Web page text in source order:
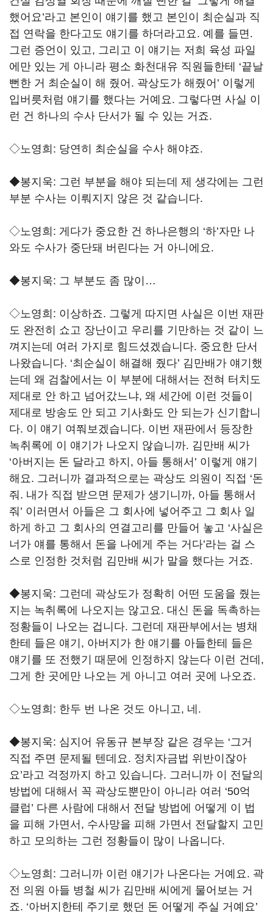
했어요’라고 본인이 얘기를 했고 본인이 최순실과 직
접 연락을 한다고도 얘기를 하더라고요. 예를 들면.
그런 증언이 있고, 그리고 이 얘기는 저희 육성 파일
에만 있는 게 아니라 평소 화천대유 직원들한테 ‘끝날
뻔한 거 최순실이 해 줬어. 곽상도가 해줬어’ 이렇게
입버릇처럼 얘기를 했다는 거예요. 그렇다면 사실 이
런 건 하나의 수사 단서가 될 수 있는 거죠.
◇노영희: 당연히 최순실을 수사 해야죠.
◆봉지욱: 그런 부분을 해야 되는데 제 생각에는 그런
부분 수사는 이뤄지지 않은 것 같습니다.
◇노영희: 게다가 중요한 건 하나은행의 ‘하’자만 나
와도 수사가 중단돼 버린다는 거 아니에요.
◆봉지욱: 그 부분도 좀 많이…
◇노영희: 이상하죠. 그렇게 따지면 사실은 이번 재판
도 완전히 쇼고 장난이고 우리를 기만하는 것 같이 느
껴지는데 여러 가지로 힘드셨겠습니다. 중요한 단서
나왔습니다. ‘최순실이 해결해 줬다’ 김만배가 얘기했
는데 왜 검찰에서는 이 부분에 대해서는 전혀 터치도
제대로 안 하고 넘어갔느냐, 왜 세간에 이런 것들이
제대로 방송도 안 되고 기사화도 안 되는가 신기합니
다. 이 얘기 여쭤보겠습니다. 이번 재판에서 등장한
녹취록에 이 얘기가 나오지 않습니까. 김만배 씨가
‘아버지는 돈 달라고 하지, 아들 통해서’ 이렇게 얘기
해요. 그러니까 결과적으로는 곽상도 의원이 직접 ‘돈
줘. 내가 직접 받으면 문제가 생기니까, 아들 통해서
줘’ 이러면서 아들은 그 회사에 넣어주고 그 회사 일
하게 하고 그 회사의 연결고리를 만들어 놓고 ‘사실은
너가 얘를 통해서 돈을 나에게 주는 거다’라는 걸 스
스로 인정한 것처럼 김만배 씨가 말을 했다는 거죠.
◆봉지욱: 그런데 곽상도가 정확히 어떤 도움을 줬는
지는 녹취록에 나오지는 않고요. 대신 돈을 독촉하는
정황들이 나오는 겁니다. 그런데 재판부에서는 병채
한테 들은 얘기, 아버지가 한 얘기를 아들한테 들은
얘기를 또 전했기 때문에 인정하지 않는다 이런 건데,
그게 한 곳에만 나오는 게 아니고 여러 곳에 나오죠.
◇노영희: 한두 번 나온 것도 아니고, 네.
◆봉지욱: 심지어 유동규 본부장 같은 경우는 ‘그거
직접 주면 문제될 텐데요. 정치자금법 위반이잖아
요’라고 걱정까지 하고 있습니다. 그러니까 이 전달의
방법에 대해서 꼭 곽상도뿐만이 아니라 여러 ‘50억
클럽’ 다른 사람에 대해서 전달 방법에 어떻게 이 법
을 피해 가면서, 수사망을 피해 가면서 전달할지 고민
하고 모의하는 그런 정황들이 많이 나옵니다.
◇노영희: 그러니까 이런 얘기가 나온다는 거예요. 곽
전 의원 아들 병철 씨가 김만배 씨에게 물어보는 거
죠. ‘아버지한테 주기로 했던 돈 어떻게 주실 거예요’